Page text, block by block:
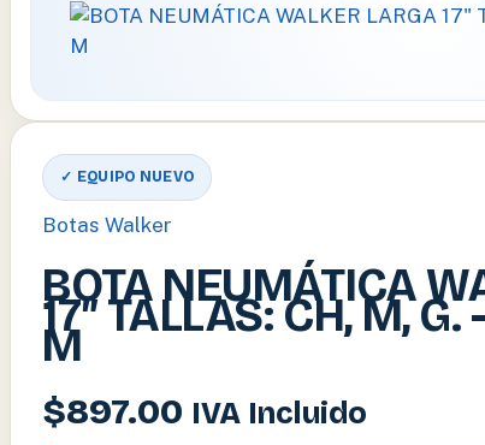
✓ EQUIPO NUEVO
Botas Walker
BOTA NEUMÁTICA
17″ TALLAS: CH, M,
M
$897.00 IVA Incluido